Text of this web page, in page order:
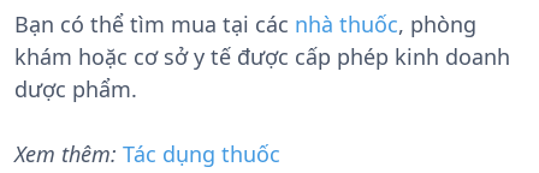
Bạn có thể tìm mua tại các nhà thuốc, phòng
khám hoặc cơ sở y tế được cấp phép kinh doanh
dược phẩm.
Xem thêm: Tác dụng thuốc